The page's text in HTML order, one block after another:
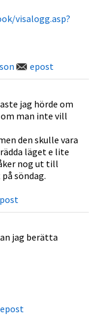
visalogg.asp?
epost
jag hörde om
man inte vill
den skulle vara
läget e lite
nog ut till
söndag.
jag berätta
epost